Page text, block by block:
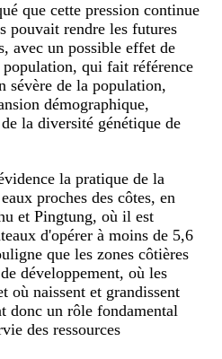
que cette pression continue
pouvait rendre les futures
avec un possible effet de
qui fait référence
sévère de la population,
démographique,
la diversité génétique de
la pratique de la
proches des côtes, en
et Pingtung, où il est
d'opérer à moins de 5,6
que les zones côtières
développement, où les
où naissent et grandissent
donc un rôle fondamental
des ressources